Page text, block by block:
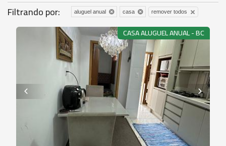
Filtrando por: aluguel anual casa remover todos
CASA ALUGUEL ANUAL - BC